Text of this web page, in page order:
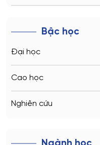
Bậc học
Đại học
Cao học
Nghiên cứu